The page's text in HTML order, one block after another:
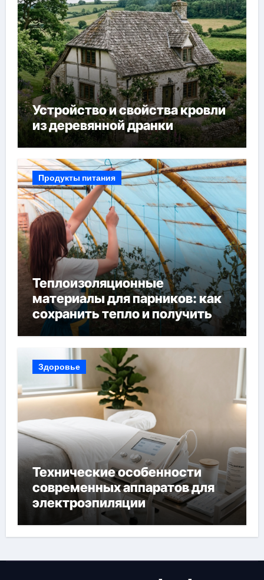
Устройство и свойства кровли
из деревянной дранки
Продукты питания
Теплоизоляционные
материалы для парников: как
сохранить тепло и получить
богатый урожай
Здоровье
Технические особенности
современных аппаратов для
электроэпиляции